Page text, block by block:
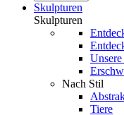
Skulpturen
Skulpturen
Nach Stil
Tiere